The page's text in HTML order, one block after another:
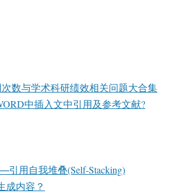
次数与学术科研绩效相关问题大合集
中插入文中引用及参考文献?
引用自我堆叠(Self-Stacking)
成内容？